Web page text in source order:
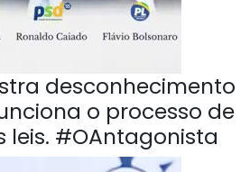
desconhecimento
o processo de
leis. #OAntagonista